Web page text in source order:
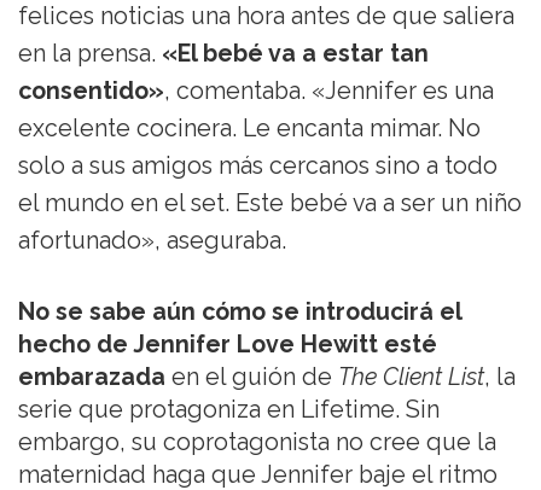
felices noticias una hora antes de que saliera
en la prensa. «El bebé va a estar tan
consentido», comentaba. «Jennifer es una
excelente cocinera. Le encanta mimar. No
solo a sus amigos más cercanos sino a todo
el mundo en el set. Este bebé va a ser un niño
afortunado», aseguraba.
No se sabe aún cómo se introducirá el
hecho de Jennifer Love Hewitt esté
embarazada en el guión de The Client List, la
serie que protagoniza en Lifetime. Sin
embargo, su coprotagonista no cree que la
maternidad haga que Jennifer baje el ritmo